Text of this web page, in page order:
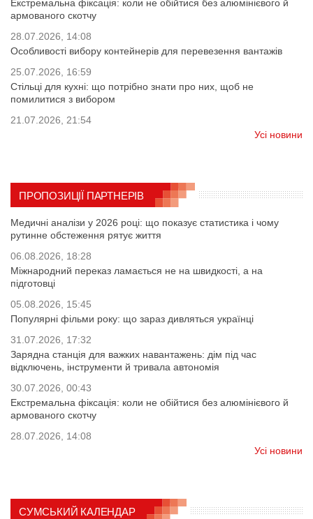
Екстремальна фіксація: коли не обійтися без алюмінієвого й
армованого скотчу
28.07.2026, 14:08
Особливості вибору контейнерів для перевезення вантажів
25.07.2026, 16:59
Стільці для кухні: що потрібно знати про них, щоб не
помилитися з вибором
21.07.2026, 21:54
Усі новини
ПРОПОЗИЦІЇ ПАРТНЕРІВ
Медичні аналізи у 2026 році: що показує статистика і чому
рутинне обстеження рятує життя
06.08.2026, 18:28
Міжнародний переказ ламається не на швидкості, а на
підготовці
05.08.2026, 15:45
Популярні фільми року: що зараз дивляться українці
31.07.2026, 17:32
Зарядна станція для важких навантажень: дім під час
відключень, інструменти й тривала автономія
30.07.2026, 00:43
Екстремальна фіксація: коли не обійтися без алюмінієвого й
армованого скотчу
28.07.2026, 14:08
Усі новини
СУМСЬКИЙ КАЛЕНДАР